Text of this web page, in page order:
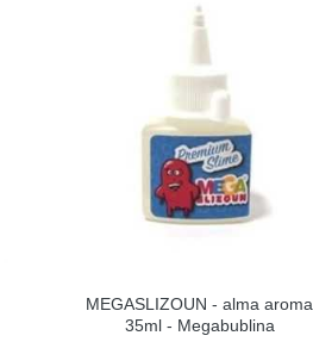
MEGASLIZOUN - alma aroma
35ml - Megabublina